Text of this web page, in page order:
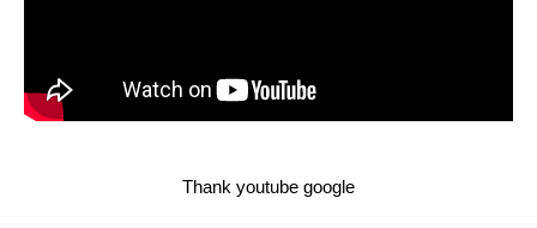
Thank youtube google